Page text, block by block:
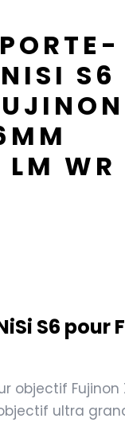
S6
WR
S6 pour
objectif
ultra